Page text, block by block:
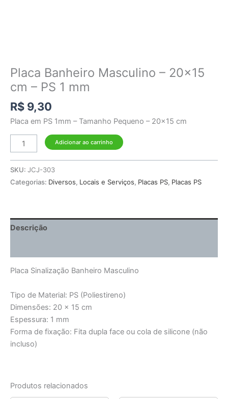
Placa Banheiro Masculino – 20×15
cm – PS 1 mm
R$ 9,30
Placa em PS 1mm – Tamanho Pequeno – 20×15 cm
Adicionar ao carrinho
SKU: JCJ-303
Categorias: Diversos, Locais e Serviços, Placas PS, Placas PS
Descrição
Placa Sinalização Banheiro Masculino
Tipo de Material: PS (Poliestireno)
Dimensões: 20 x 15 cm
Espessura: 1 mm
Forma de fixação: Fita dupla face ou cola de silicone (não
incluso)
Produtos relacionados